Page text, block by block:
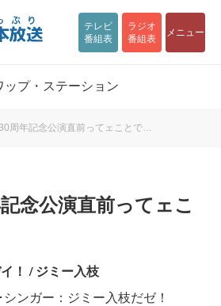
テレビ
番組表
ラジオ
番組表
メニュー
ップ・ステーション
周年記念公演直前ってェことで…
念公演直前ってェこ
！ / ジミー入枝
ンガー：ジミー入枝だゼ！